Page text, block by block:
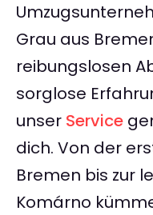
Grau aus
reibungslosen
sorglose
unser Service
dich. Von der
Bremen bis zur
Komárno